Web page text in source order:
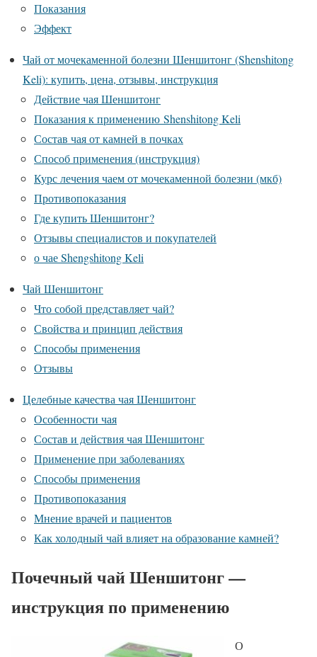
Показания
Эффект
Чай от мочекаменной болезни Шеншитонг (Shenshitong
Keli): купить, цена, отзывы, инструкция
Действие чая Шеншитонг
Показания к применению Shenshitong Keli
Состав чая от камней в почках
Способ применения (инструкция)
Курс лечения чаем от мочекаменной болезни (мкб)
Противопоказания
Где купить Шеншитонг?
Отзывы специалистов и покупателей
о чае Shengshitong Keli
Чай Шеншитонг
Что собой представляет чай?
Свойства и принцип действия
Способы применения
Отзывы
Целебные качества чая Шеншитонг
Особенности чая
Состав и действия чая Шеншитонг
Применение при заболеваниях
Способы применения
Противопоказания
Мнение врачей и пациентов
Как холодный чай влияет на образование камней?
Почечный чай Шеншитонг —
инструкция по применению
О